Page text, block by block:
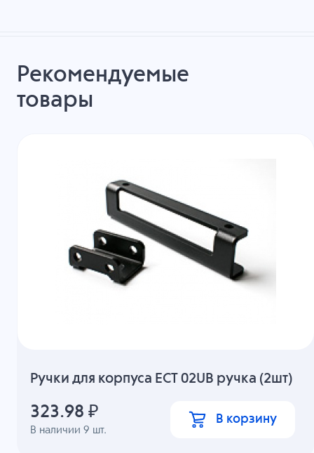
Рекомендуемые
товары
Ручки для корпуса ECT 02UB ручка (2шт)
В наличии9 шт.
323.98 ₽ В корзину